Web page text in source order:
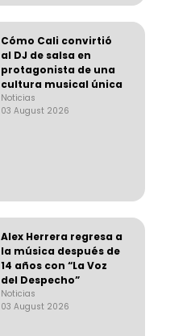
Cómo Cali convirtió
al DJ de salsa en
protagonista de una
cultura musical única
Noticias
03 August 2026
Alex Herrera regresa a
la música después de
14 años con “La Voz
del Despecho”
Noticias
03 August 2026